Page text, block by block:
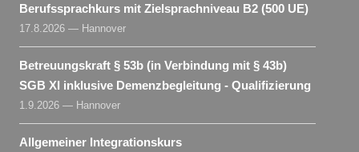
Berufssprachkurs mit Zielsprachniveau B2 (500 UE)
17.8.2026 — Hannover
Betreuungskraft § 53b (in Verbindung mit § 43b)
SGB XI inklusive Demenzbegleitung - Qualifizierung
1.9.2026 — Hannover
Allgemeiner Integrationskurs